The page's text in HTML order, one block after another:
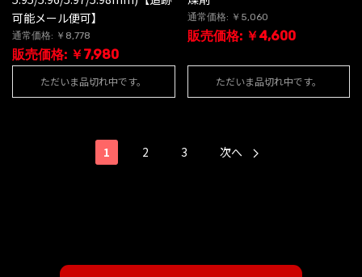
可能メール便可】
通常価格: ￥8,778
販売価格: ￥7,980
ただいま品切れ中です。
通常価格: ￥5,060
販売価格: ￥4,600
ただいま品切れ中です。
1 2 3 次へ